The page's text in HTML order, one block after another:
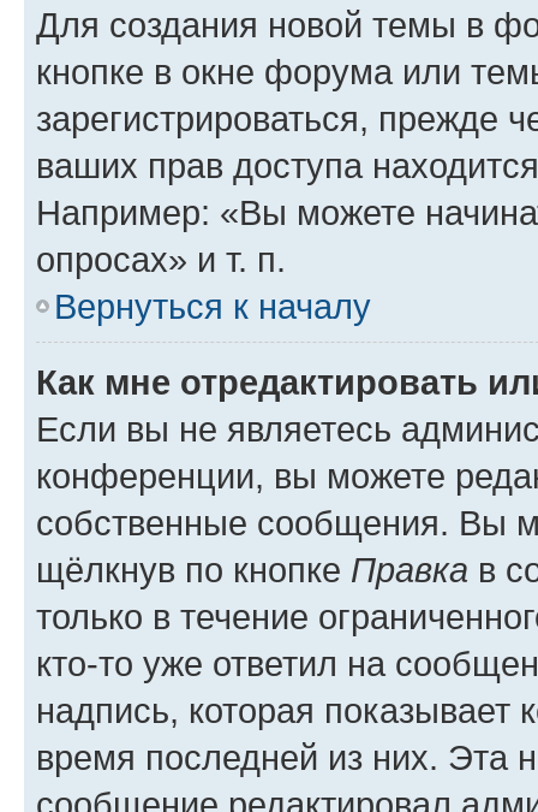
Для создания новой темы в
кнопке в окне форума или
зарегистрироваться, прежде
ваших прав доступа
Например: «Вы можете
опросах» и т. п.
Вернуться к началу
Как мне отредактировать
Если вы не являетесь
конференции, вы можете
собственные сообщения. Вы
щёлкнув по кнопке Правка в
только в течение
кто-то уже ответил на
надпись, которая показывает
время последней из них. Эта